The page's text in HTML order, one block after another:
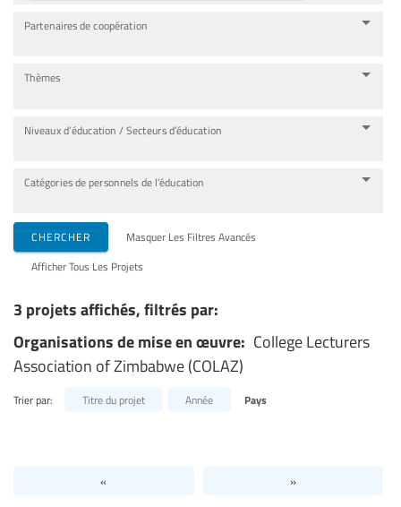
Partenaires de coopération
Thèmes
Niveaux d’éducation / Secteurs d’éducation
Catégories de personnels de l’éducation
CHERCHER Masquer Les Filtres Avancés
Afficher Tous Les Projets
3 projets affichés, filtrés par:
Organisations de mise en œuvre: College Lecturers
Association of Zimbabwe (COLAZ)
Trier par: Titre du projet Année Pays
« »